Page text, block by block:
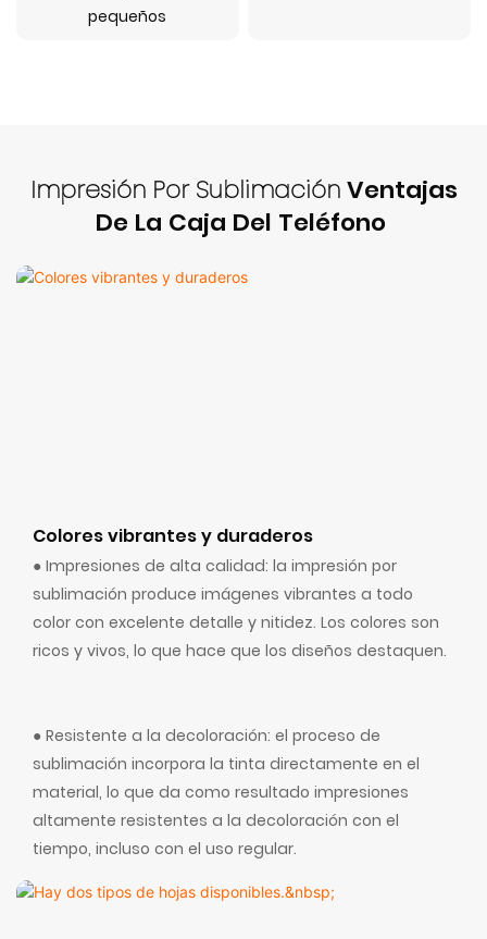
pequeños
Impresión Por SublimaciónVentajas
De La Caja Del Teléfono
Colores vibrantes y duraderos
● Impresiones de alta calidad: la impresión por
sublimación produce imágenes vibrantes a todo
color con excelente detalle y nitidez. Los colores son
ricos y vivos, lo que hace que los diseños destaquen.
● Resistente a la decoloración: el proceso de
sublimación incorpora la tinta directamente en el
material, lo que da como resultado impresiones
altamente resistentes a la decoloración con el
tiempo, incluso con el uso regular.